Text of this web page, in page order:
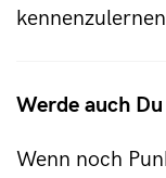
Werde auch
Wenn noch